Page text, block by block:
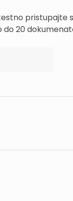
pristupajte
20